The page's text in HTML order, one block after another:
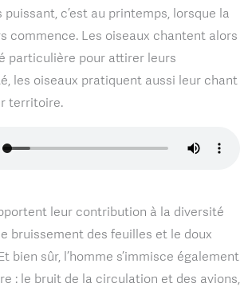
c’est au printemps, lorsque la
commence. Les oiseaux chantent alors
particulière pour attirer leurs
les oiseaux pratiquent aussi leur chant
territoire.
leur contribution à la diversité
bruissement des feuilles et le doux
bien sûr, l’homme s’immisce également
: le bruit de la circulation et des avions,